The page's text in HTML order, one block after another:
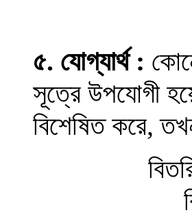
৫. যোগ্যার্থ:
সূত্রে উপযোগী
বিশেষিত করে,